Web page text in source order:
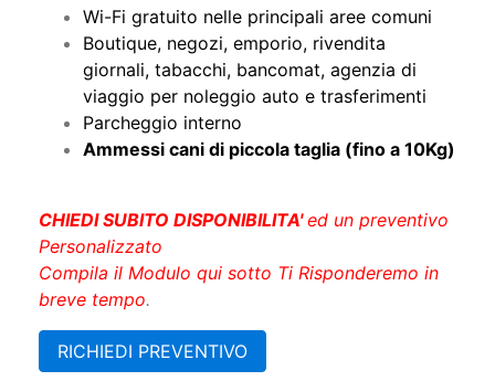
Wi-Fi gratuito nelle principali aree comuni
Boutique, negozi, emporio, rivendita
giornali, tabacchi, bancomat, agenzia di
viaggio per noleggio auto e trasferimenti
Parcheggio interno
Ammessi cani di piccola taglia (fino a 10Kg)
CHIEDI SUBITO DISPONIBILITA'ed un preventivo
Personalizzato
Compila il Modulo qui sotto Ti Risponderemo in
breve tempo.
RICHIEDI PREVENTIVO